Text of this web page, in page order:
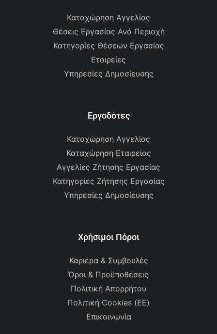
Καταχώρηση Αγγελίας
Θέσεις Εργασίας Ανά Περιοχή
Κατηγορίες Θέσεων Εργασίας
Εταιρείες
Υπηρεσίες Δημοσίευσης
Εργοδότες
Καταχώρηση Αγγελίας
Καταχώρηση Εταιρείας
Αγγελίες Ζήτησης Εργασίας
Κατηγορίες Ζήτησης Εργασίας
Υπηρεσίες Δημοσίευσης
Χρήσιμοι Πόροι
Καριέρα & Συμβουλές
Όροι & Προϋποθέσεις
Πολιτική Απορρήτου
Πολιτική Cookies (ΕΕ)
Επικοινωνία